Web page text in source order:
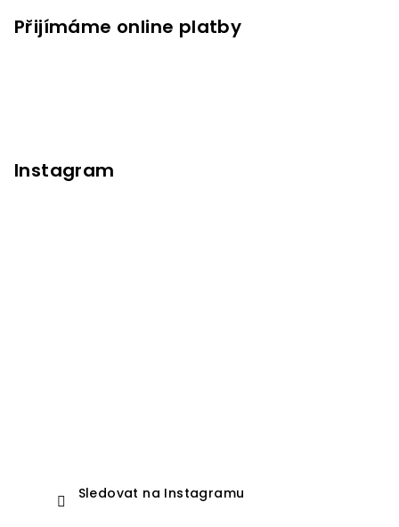
Přijímáme online platby
Instagram
Sledovat na Instagramu